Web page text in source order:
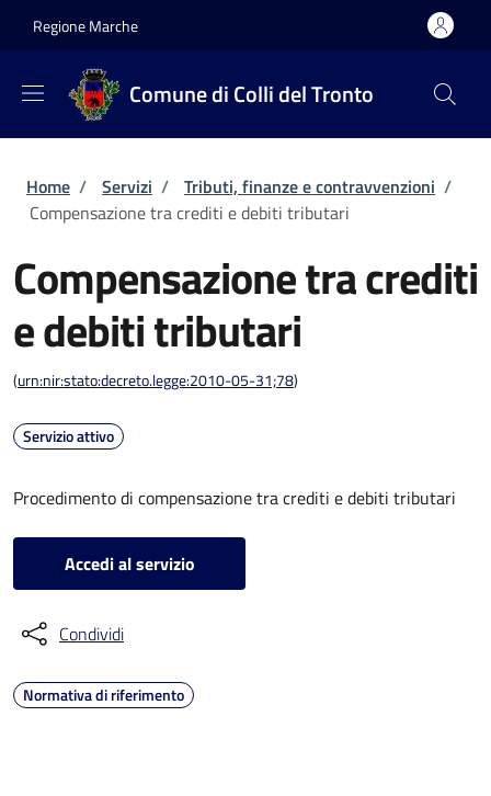
Regione Marche
Comune di Colli del Tronto
Briciole di pane
Home / Servizi / Tributi, finanze e contravvenzioni /
Compensazione tra crediti e debiti tributari
Compensazione tra crediti
e debiti tributari
(urn:nir:stato:decreto.legge:2010-05-31;78)
Servizio attivo
Procedimento di compensazione tra crediti e debiti tributari
Accedi al servizio
Condividi
Normativa di riferimento